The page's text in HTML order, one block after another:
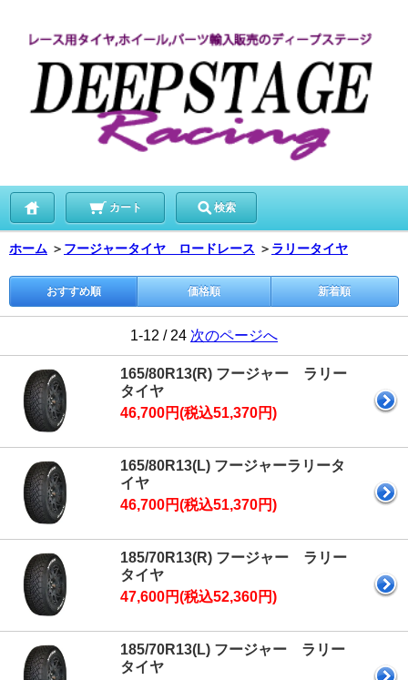
カート 検索
ホーム ＞ フージャータイヤ ロードレース ＞ ラリータイヤ
おすすめ順 価格順 新着順
1-12 / 24 次のページへ
165/80R13(R) フージャー ラリー
タイヤ
46,700円(税込51,370円)
165/80R13(L) フージャーラリータ
イヤ
46,700円(税込51,370円)
185/70R13(R) フージャー ラリー
タイヤ
47,600円(税込52,360円)
185/70R13(L) フージャー ラリー
タイヤ